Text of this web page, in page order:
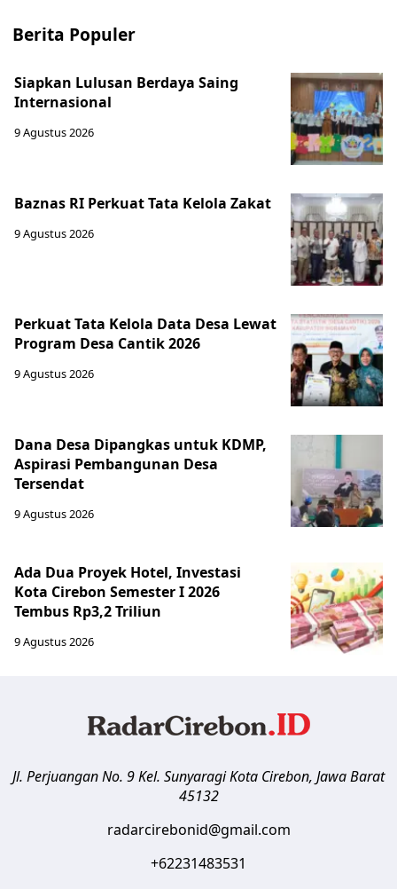
Berita Populer
Siapkan Lulusan Berdaya Saing
Internasional
9 Agustus 2026
Baznas RI Perkuat Tata Kelola Zakat
9 Agustus 2026
Perkuat Tata Kelola Data Desa Lewat
Program Desa Cantik 2026
9 Agustus 2026
Dana Desa Dipangkas untuk KDMP,
Aspirasi Pembangunan Desa
Tersendat
9 Agustus 2026
Ada Dua Proyek Hotel, Investasi
Kota Cirebon Semester I 2026
Tembus Rp3,2 Triliun
9 Agustus 2026
Jl. Perjuangan No. 9 Kel. SunyaragiKota Cirebon, Jawa Barat
45132
radarcirebonid@gmail.com
+62231483531